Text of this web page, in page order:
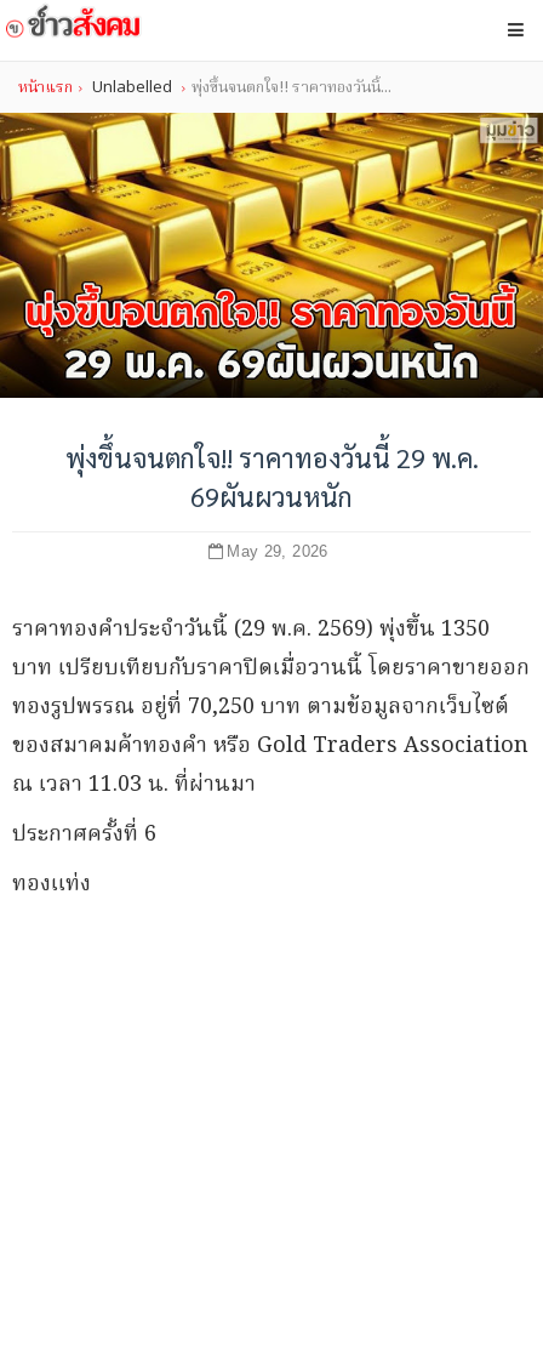
หน้าแรก Unlabelled พุ่งขึ้นจนตกใจ!! ราคาทองวันนี้...
พุ่งขึ้นจนตกใจ!! ราคาทองวันนี้ 29 พ.ค.
69ผันผวนหนัก
May 29, 2026
ราคาทองคำประจำวันนี้ (29 พ.ค. 2569) พุ่งขึ้น 1350
บาท เปรียบเทียบกับราคาปิดเมื่อวานนี้ โดยราคาขายออก
ทองรูปพรรณ อยู่ที่ 70,250 บาท ตามข้อมูลจากเว็บไซต์
ของสมาคมค้าทองคำ หรือ Gold Traders Association
ณ เวลา 11.03 น. ที่ผ่านมา
ประกาศครั้งที่ 6
ทองแท่ง